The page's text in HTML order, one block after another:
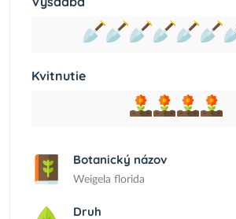
Kvitnutie
Botanický názov
Weigela florida
Druh